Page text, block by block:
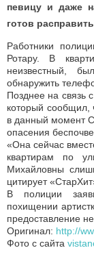
певицу и даже
готов
Работники
Ротару. В
неизвестный,
обнаружить
Позднее на связь
который сообщил,
в данный момент
опасения
«Она сейчас
квартирам по
Михайловны
цитирует
В полиции
похищении
предоставление
Оригинал: http://
Фото с сайта